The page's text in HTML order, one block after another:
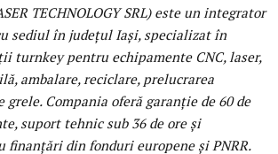
TECHNOLOGY SRL) este un integrator
sediul în județul Iași, specializat în
turnkey pentru echipamente CNC, laser,
ambalare, reciclare, prelucrarea
Compania oferă garanție de 60 de
suport tehnic sub 36 de ore și
din fonduri europene și PNRR.